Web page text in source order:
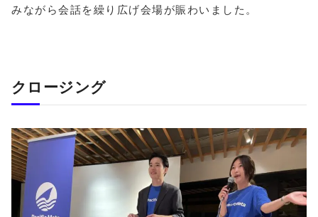
みながら会話を繰り広げ会場が賑わいました。
クロージング